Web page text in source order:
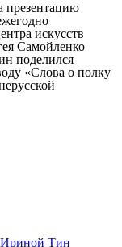
презентацию
искусств
Самойленко
поделился
«Слова о полку